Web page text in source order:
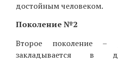
достойным человеком.
Поколение №2
Второе поколение –
закладывается в